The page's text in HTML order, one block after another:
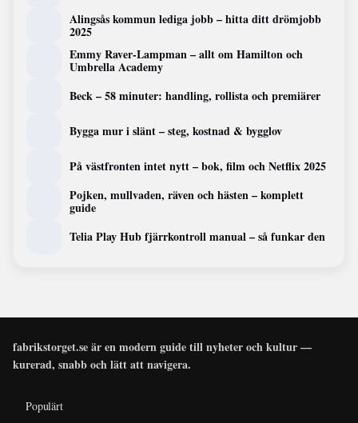
Alingsås kommun lediga jobb – hitta ditt drömjobb
2025
Emmy Raver-Lampman – allt om Hamilton och
Umbrella Academy
Beck – 58 minuter: handling, rollista och premiärer
Bygga mur i slänt – steg, kostnad & bygglov
På västfronten intet nytt – bok, film och Netflix 2025
Pojken, mullvaden, räven och hästen – komplett
guide
Telia Play Hub fjärrkontroll manual – så funkar den
fabrikstorget.se är en modern guide till nyheter och kultur —
kurerad, snabb och lätt att navigera.
Populärt